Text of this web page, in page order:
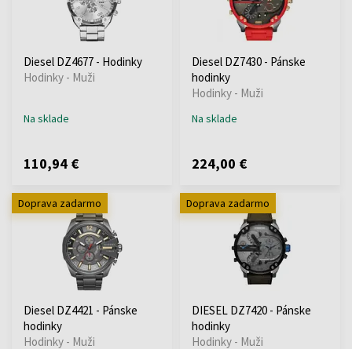
Diesel DZ4677 - Hodinky
Hodinky - Muži
Na sklade
110,94 €
Diesel DZ7430 - Pánske
hodinky
Hodinky - Muži
Na sklade
224,00 €
Doprava zadarmo
Diesel DZ4421 - Pánske
hodinky
Hodinky - Muži
Doprava zadarmo
DIESEL DZ7420 - Pánske
hodinky
Hodinky - Muži